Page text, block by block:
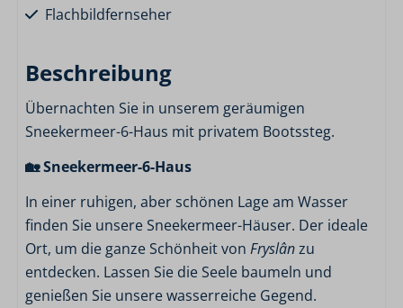
Flachbildfernseher
Küche
Geschirr
Töpfe
Kühlschrank mit Gefrierabteil
Kaffeemaschine
Offene Küche
Geschirrspülmaschine
Schlafzimmer
Beschreibung
Übernachten Sie in unserem geräumigen
Sneekermeer-6-Haus mit privatem Bootssteg.
🏡 Sneekermeer-6-Haus
In einer ruhigen, aber schönen Lage am Wasser
finden Sie unsere Sneekermeer-Häuser. Der ideale
Ort, um die ganze Schönheit von Fryslânzu
entdecken. Lassen Sie die Seele baumeln und
genießen Sie unsere wasserreiche Gegend.